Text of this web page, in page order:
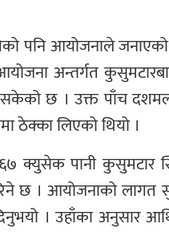
पनि आयोजनाले
अन्तर्गत
सकेको छ । उक्त पाँच
ठेक्का लिएको थियो ।
क्युसेक पानी कुसुमटार
छ । आयोजनाको लागत
। उहाँका अनुसार